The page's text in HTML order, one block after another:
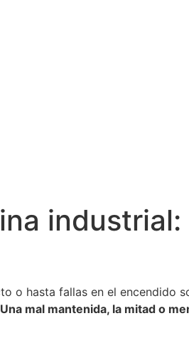
o hasta fallas en el encendido
mal mantenida, la mitad o